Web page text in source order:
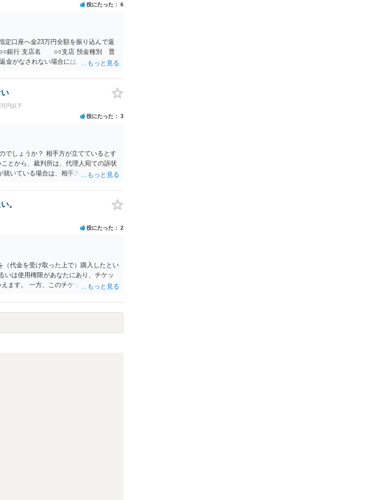
役にたった 6
定口座へ金23万円全額を振り込んで返
○○銀行 支店名 ○○支店 預金種別 普
がなされない場合には、貴殿には任
す。 その際には、訴訟に要する費用そ
、あらかじめ申し添えます。 本件は、
発生や履行時期には何ら影響を及ぼす
ことなく、誠意をもって速やかに返金
円以下
役にたった 3
でしょうか？ 相手方が立てているとす
とから、裁判所は、代理人宛ての訴状
いている場合は、相手方（被告）の住
受任するかを聞いたうえで、受任の意
理人に訴状の受領を促すこともありま
住所は明らかにしないでしょう。 何か
割り出していくしかないように思えま
。
役にたった 2
代金を受け取った上で）購入したとい
いは使用権限があなたにあり、チケッ
ます。 一方、このチケット購入には
に重大な障害が発生しており、当然に
きとするのが当事者の合理的意思に合
えば、当該チケットが座席指定である
という心理が働くことも無理からぬと
当し、券面上使用者が指定されている
。 このように、本件の紛争は、法的に
になると思われます。なかなか難しい